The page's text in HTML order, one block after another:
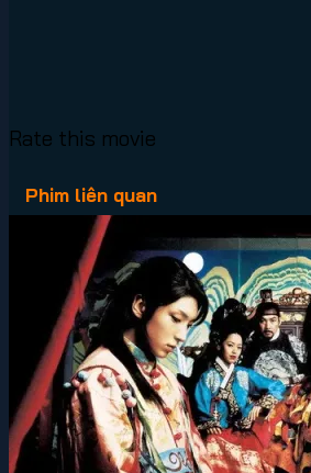
Rate this movie
Phim liên quan